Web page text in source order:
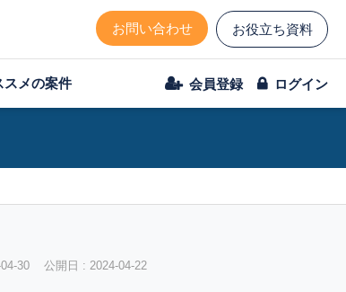
お問い合わせ お役立ち資料
スメの案件 会員登録 ログイン
04-30 公開日 : 2024-04-22